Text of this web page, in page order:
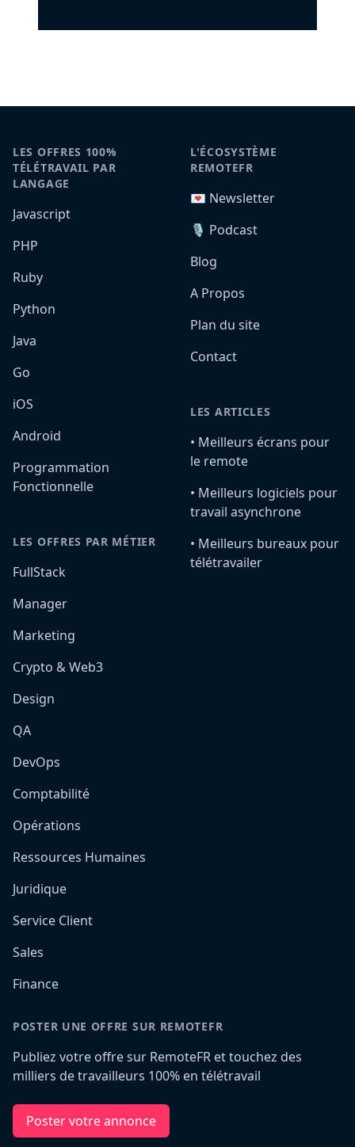
LES OFFRES 100%
TÉLÉTRAVAIL PAR
LANGAGE
Javascript
PHP
Ruby
Python
Java
Go
iOS
Android
Programmation
Fonctionnelle
LES OFFRES PAR MÉTIER
FullStack
Manager
Marketing
Crypto & Web3
Design
QA
DevOps
Comptabilité
Opérations
Ressources Humaines
Juridique
Service Client
Sales
Finance
L'ÉCOSYSTÈME
REMOTEFR
💌 Newsletter
🎙️ Podcast
Blog
A Propos
Plan du site
Contact
LES ARTICLES
•️ Meilleurs écrans pour
le remote
•️ Meilleurs logiciels pour
travail asynchrone
•️ Meilleurs bureaux pour
télétravailer
POSTER UNE OFFRE SUR REMOTEFR
Publiez votre offre sur RemoteFR et touchez des
milliers de travailleurs 100% en télétravail
Poster votre annonce